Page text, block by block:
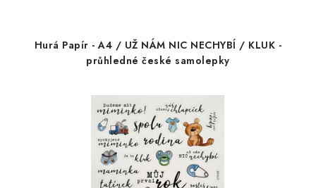
Hurá Papír - A4 / UŽ NÁM NIC NECHYBÍ / KLUK -
průhledné české samolepky